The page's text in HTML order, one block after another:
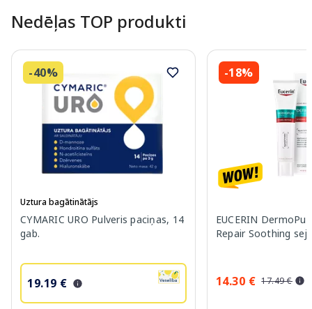
Nedēļas TOP produkti
-40%
Uztura bagātinātājs
CYMARIC URO Pulveris paciņas, 14
gab.
19.19 €
-18%
EUCERIN
Repair Soothing
14.30 € 17.49 €